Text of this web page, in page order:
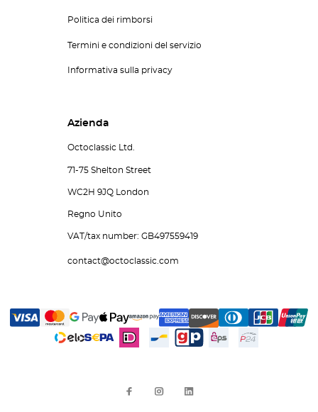
Politica dei rimborsi
Termini e condizioni del servizio
Informativa sulla privacy
Azienda
Octoclassic Ltd.
71-75 Shelton Street
WC2H 9JQ London
Regno Unito
VAT/tax number: GB497559419
contact@octoclassic.com